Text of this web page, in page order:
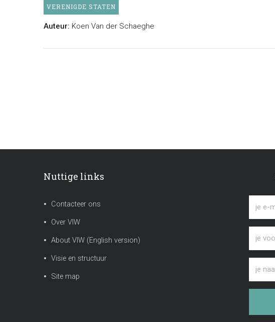
VERENIGDE STATEN
Auteur: Koen Van der Schaeghe
Nuttige links
Contacteer ons
Over VIW
About VIW (English version)
Visie en structuur
Site map